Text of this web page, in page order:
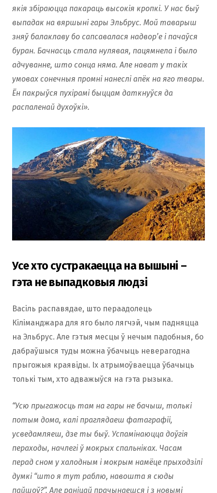
якія збіраюцца пакараць высокія кропкі. У нас быў
выпадак на вяршыні гары Эльбрус. Мой таварыш
зняў балаклаву бо сапсавалася надвор’е і пачаўся
буран. Бачнасць стала нулявая, пацямнела і было
адчуванне, што сонца няма. Але нават у такіх
умовах сонечныя промні нанеслі апёк на яго твары.
Ён пакрыўся пухірамі быццам даткнуўся да
распаленай духоўкі».
Усе хто сустракаецца на вышыні –
гэта не выпадковыя людзі
Васіль распавядае, што пераадолець
Кіліманджара для яго было лягчэй, чым падняцца
на Эльбрус. Але гэтыя месцы ў нечым падобныя, бо
дабраўшыся туды можна ўбачыць неверагодна
прыгожыя краявіды. Іх атрымоўваецца ўбачыць
толькі тым, хто адважыўся на гэта рызыка.
“Усю прыгажосць там на гары не бачыш, толькі
потым дома, калі праглядаеш фатаграфіі,
усведамляеш, дзе ты быў. Успамінаюцца доўгія
пераходы, начлегі ў мокрых спальніках. Часам
перад сном у халодным і мокрым намёце прыходзілі
думкі “што я тут раблю, навошта я сюды
пайшоў?”. Але раніцай прачынаешся і з новымі